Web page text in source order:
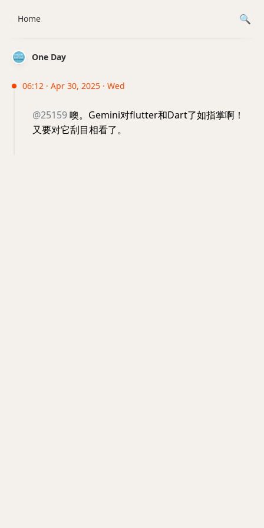
One Day
06:12 · Apr 30, 2025 · Wed
@25159噢。Gemini对flutter和Dart了如指掌啊！
又要对它刮目相看了。
Home